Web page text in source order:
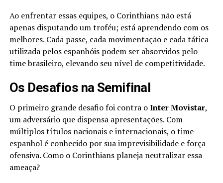
Ao enfrentar essas equipes, o Corinthians não está
apenas disputando um troféu; está aprendendo com os
melhores. Cada passe, cada movimentação e cada tática
utilizada pelos espanhóis podem ser absorvidos pelo
time brasileiro, elevando seu nível de competitividade.
Os Desafios na Semifinal
O primeiro grande desafio foi contra oInter Movistar,
um adversário que dispensa apresentações. Com
múltiplos títulos nacionais e internacionais, o time
espanhol é conhecido por sua imprevisibilidade e força
ofensiva. Como o Corinthians planeja neutralizar essa
ameaça?